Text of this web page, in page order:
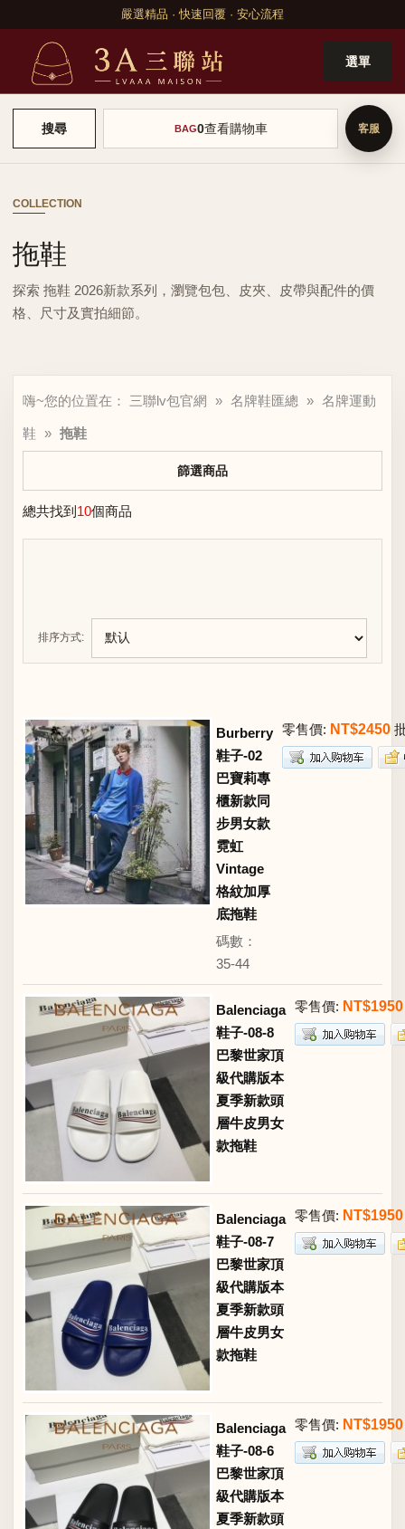
嚴選精品 · 快速回覆 · 安心流程
選單
搜尋 BAG0查看購物車
COLLECTION
拖鞋
探索 拖鞋 2026新款系列，瀏覽包包、皮夾、皮帶與配件的價
格、尺寸及實拍細節。
嗨~您的位置在： 三聯lv包官網 » 名牌鞋匯總 » 名牌運動
鞋 » 拖鞋
篩選商品
總共找到 10個商品
排序方式:
Burberry
鞋子-02
巴寶莉專
櫃新款同
步男女款
霓虹
Vintage
格紋加厚
底拖鞋
碼數：
35-44
零售價: NT$2450
Balenciaga
鞋子-08-8
巴黎世家頂
級代購版本
夏季新款頭
層牛皮男女
款拖鞋
零售價: NT$1950
Balenciaga
鞋子-08-7
巴黎世家頂
級代購版本
夏季新款頭
層牛皮男女
款拖鞋
零售價: NT$1950
Balenciaga
鞋子-08-6
巴黎世家頂
級代購版本
夏季新款頭
零售價: NT$1950